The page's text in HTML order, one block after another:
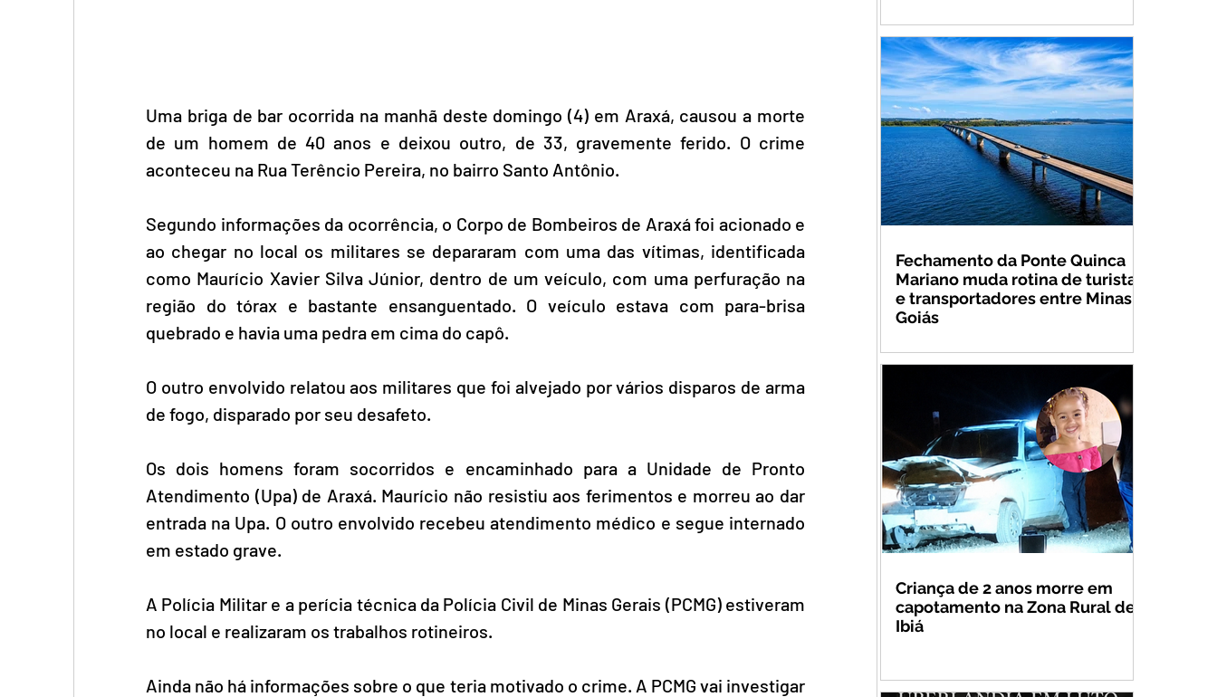
Uma briga de bar ocorrida na manhã deste domingo (4) em Araxá, causou a morte
de um homem de 40 anos e deixou outro, de 33, gravemente ferido. O crime
aconteceu na Rua Terêncio Pereira, no bairro Santo Antônio.
Segundo informações da ocorrência, o Corpo de Bombeiros de Araxá foi acionado e
ao chegar no local os militares se depararam com uma das vítimas, identificada
como Maurício Xavier Silva Júnior, dentro de um veículo, com uma perfuração na
região do tórax e bastante ensanguentado. O veículo estava com para-brisa
quebrado e havia uma pedra em cima do capô.
O outro envolvido relatou aos militares que foi alvejado por vários disparos de arma
de fogo, disparado por seu desafeto.
Os dois homens foram socorridos e encaminhado para a Unidade de Pronto
Atendimento (Upa) de Araxá. Maurício não resistiu aos ferimentos e morreu ao dar
entrada na Upa. O outro envolvido recebeu atendimento médico e segue internado
em estado grave.
A Polícia Militar e a perícia técnica da Polícia Civil de Minas Gerais (PCMG) estiveram
no local e realizaram os trabalhos rotineiros.
Ainda não há informações sobre o que teria motivado o crime. A PCMG vai investigar
Fechamento da Ponte Quinca
Mariano muda rotina de turistas
e transportadores entre Minas e
Goiás
Criança de 2 anos morre em
capotamento na Zona Rural de
Ibiá